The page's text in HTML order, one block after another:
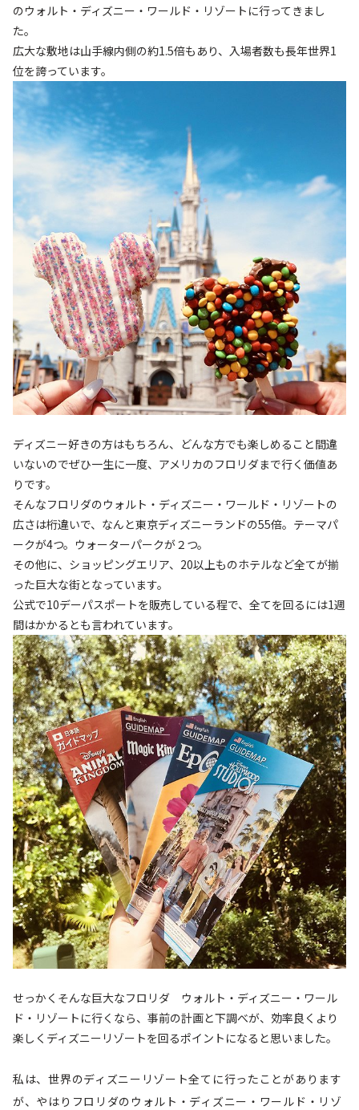
のウォルト・ディズニー・ワールド・リゾートに行ってきまし
た。
広大な敷地は山手線内側の約1.5倍もあり、入場者数も長年世界1
位を誇っています。
ディズニー好きの方はもちろん、どんな方でも楽しめること間違
いないのでぜひ一生に一度、アメリカのフロリダまで行く価値あ
りです。
そんなフロリダのウォルト・ディズニー・ワールド・リゾートの
広さは桁違いで、なんと東京ディズニーランドの55倍。テーマパ
ークが4つ。ウォーターパークが２つ。
その他に、ショッピングエリア、20以上ものホテルなど全てが揃
った巨大な街となっています。
公式で10デーパスポートを販売している程で、全てを回るには1週
間はかかるとも言われています。
せっかくそんな巨大なフロリダ ウォルト・ディズニー・ワール
ド・リゾートに行くなら、事前の計画と下調べが、効率良くより
楽しくディズニーリゾートを回るポイントになると思いました。
私は、世界のディズニーリゾート全てに行ったことがあります
が、やはりフロリダのウォルト・ディズニー・ワールド・リゾ